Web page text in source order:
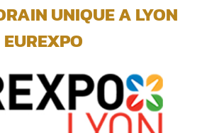
UNIQUE A LYON
EUREXPO